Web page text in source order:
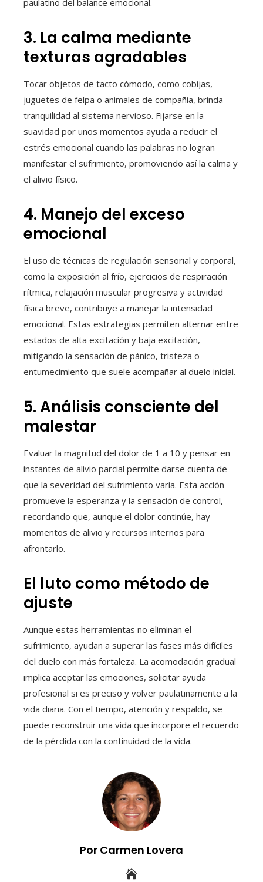
paulatino del balance emocional.
3. La calma mediante
texturas agradables
Tocar objetos de tacto cómodo, como cobijas,
juguetes de felpa o animales de compañía, brinda
tranquilidad al sistema nervioso. Fijarse en la
suavidad por unos momentos ayuda a reducir el
estrés emocional cuando las palabras no logran
manifestar el sufrimiento, promoviendo así la calma y
el alivio físico.
4. Manejo del exceso
emocional
El uso de técnicas de regulación sensorial y corporal,
como la exposición al frío, ejercicios de respiración
rítmica, relajación muscular progresiva y actividad
física breve, contribuye a manejar la intensidad
emocional. Estas estrategias permiten alternar entre
estados de alta excitación y baja excitación,
mitigando la sensación de pánico, tristeza o
entumecimiento que suele acompañar al duelo inicial.
5. Análisis consciente del
malestar
Evaluar la magnitud del dolor de 1 a 10 y pensar en
instantes de alivio parcial permite darse cuenta de
que la severidad del sufrimiento varía. Esta acción
promueve la esperanza y la sensación de control,
recordando que, aunque el dolor continúe, hay
momentos de alivio y recursos internos para
afrontarlo.
El luto como método de
ajuste
Aunque estas herramientas no eliminan el
sufrimiento, ayudan a superar las fases más difíciles
del duelo con más fortaleza. La acomodación gradual
implica aceptar las emociones, solicitar ayuda
profesional si es preciso y volver paulatinamente a la
vida diaria. Con el tiempo, atención y respaldo, se
puede reconstruir una vida que incorpore el recuerdo
de la pérdida con la continuidad de la vida.
Por Carmen Lovera